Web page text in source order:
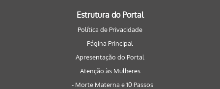
Estrutura do Portal
Política de Privacidade
Página Principal
Apresentação do Portal
Atenção às Mulheres
- Morte Materna e 10 Passos